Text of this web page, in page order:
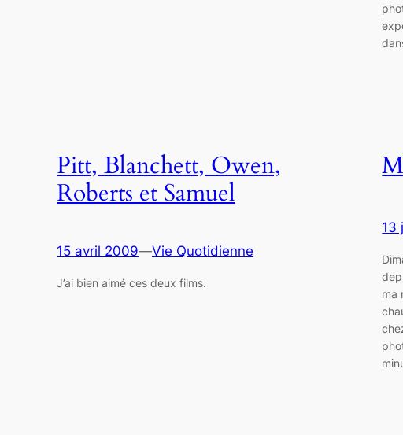
Pitt, Blanchett, Owen,
Roberts et Samuel
15 avril 2009—Vie Quotidienne
J’ai bien aimé ces deux films.
13
ma